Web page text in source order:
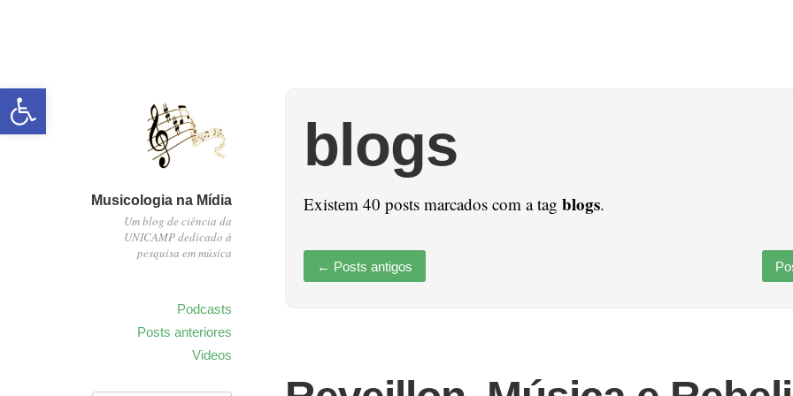
Abrir a barra de ferramentas
Musicologia na Mídia
Um blog de ciência da
UNICAMP dedicado à
pesquisa em música
Podcasts
Posts anteriores
Videos
blogs
Existem 40 posts marcados com a tag blogs.
← Posts antigos